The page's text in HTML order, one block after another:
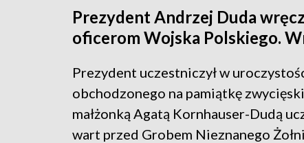
Prezydent Andrzej Duda
oficerom Wojska Polskiego.
Prezydent uczestniczył w
obchodzonego na pamiątkę
małżonką Agatą Kornhauser-Dudą
wart przed Grobem Nieznanego